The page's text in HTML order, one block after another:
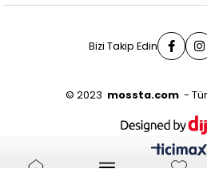
Bizi Takip Edin
© 2023 mossta.com-